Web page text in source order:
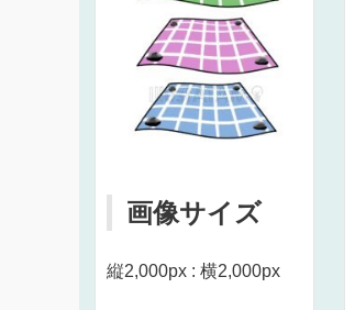
画像サイズ
縦2,000px : 横2,000px